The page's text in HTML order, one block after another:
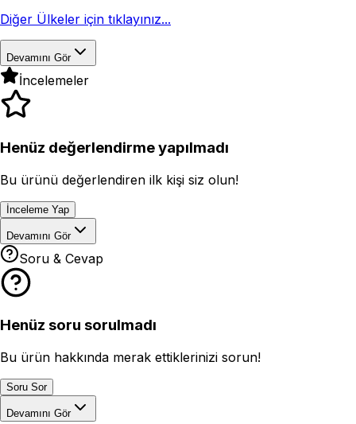
Diğer Ülkeler için tıklayınız...
Devamını Gör
İncelemeler
Henüz değerlendirme yapılmadı
Bu ürünü değerlendiren ilk kişi siz olun!
İnceleme Yap
Devamını Gör
Soru & Cevap
Henüz soru sorulmadı
Bu ürün hakkında merak ettiklerinizi sorun!
Soru Sor
Devamını Gör